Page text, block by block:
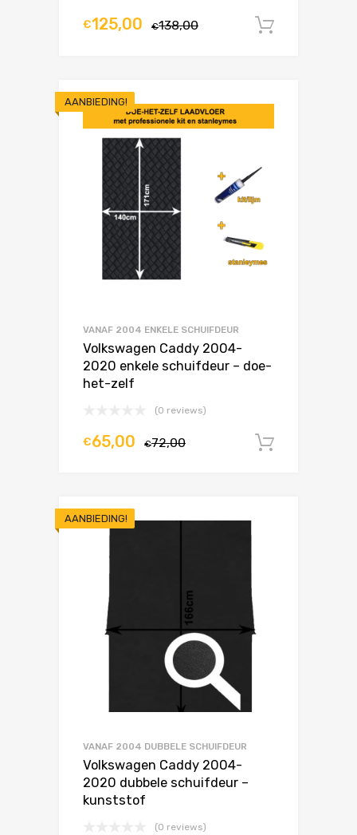
€138,00
€125,00
AANBIEDING!
VANAF 2004 ENKELE SCHUIFDEUR
Volkswagen Caddy 2004-
2020 enkele schuifdeur – doe-
het-zelf
(0 reviews)
€72,00
€65,00
AANBIEDING!
VANAF 2004 DUBBELE SCHUIFDEUR
Volkswagen Caddy 2004-
2020 dubbele schuifdeur –
kunststof
(0 reviews)